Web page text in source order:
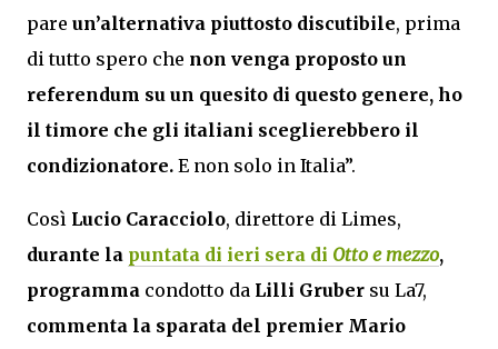
pare un’alternativa piuttosto discutibile, prima
di tutto spero che non venga proposto un
referendum su un quesito di questo genere, ho
il timore che gli italiani sceglierebbero il
condizionatore. E non solo in Italia”.
Così Lucio Caracciolo, direttore di Limes,
durante la puntata di ieri sera di Otto e mezzo,
programma condotto da Lilli Gruber su La7,
commenta la sparata del premier Mario